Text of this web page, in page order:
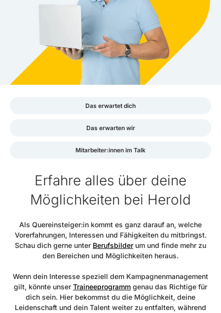
Das erwartet dich
Das erwarten wir
Mitarbeiter:innen im Talk
Erfahre alles über deine
Möglichkeiten bei Herold
Als Quereinsteiger:in kommt es ganz darauf an, welche
Vorerfahrungen, Interessen und Fähigkeiten du mitbringst.
Schau dich gerne unter Berufsbilder um und finde mehr zu
den Bereichen und Möglichkeiten heraus.
Wenn dein Interesse speziell dem Kampagnenmanagement
gilt, könnte unser Traineeprogramm genau das Richtige für
dich sein. Hier bekommst du die Möglichkeit, deine
Leidenschaft und dein Talent weiter zu entfalten, während